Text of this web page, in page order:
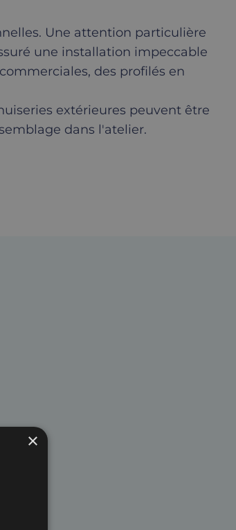
Une attention particulière
une installation impeccable
des profilés en
extérieures peuvent être
dans l'atelier.
×